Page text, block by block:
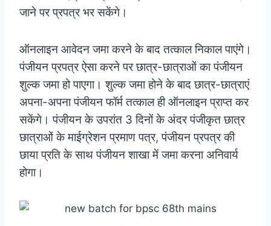
जाने पर प्रपत्र भर सकेंगे।
ऑनलाइन आवेदन जमा करने के बाद तत्काल निकाल पाएंगे।
पंजीयन प्रपत्र ऐसा करने पर छात्र-छात्राओं का पंजीयन
शुल्क जमा हो पाएगा। शुल्क जमा होने के बाद छात्र-छात्राएं
अपना-अपना पंजीयन फॉर्म तत्काल ही ऑनलाइन प्राप्त कर
सकेंगे। पंजीयन के उपरांत 3 दिनों के अंदर पंजीकृत छात्र
छात्राओं के माईग्रेशन प्रमाण पत्र, पंजीयन प्रपत्र की
छाया प्रति के साथ पंजीयन शाखा में जमा करना अनिवार्य
होगा।